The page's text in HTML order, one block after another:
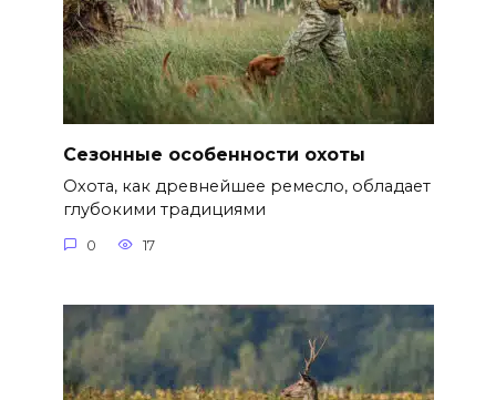
Сезонные особенности охоты
Охота, как древнейшее ремесло, обладает
глубокими традициями
0 17